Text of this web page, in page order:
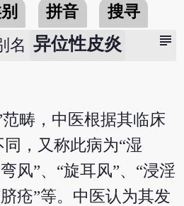
拼音 搜寻
subject
名 异位性皮炎
畴，中医根据其临床
，又称此病为“湿
风”、“旋耳风”、“浸淫
疮”等。中医认为其发